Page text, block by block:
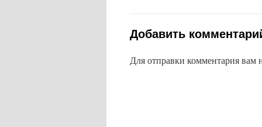
Добавить
Для отправки комментария вам